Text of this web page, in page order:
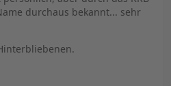
durchaus bekannt... sehr